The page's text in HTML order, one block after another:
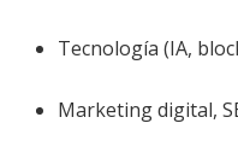
Tecnología (IA,
Marketing digital,